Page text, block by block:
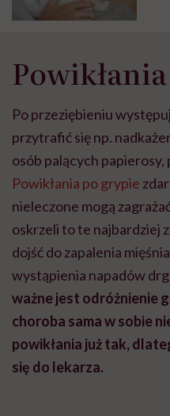
Powikłania
Po przeziębieniu
przytrafić się np.
osób palących
Powikłania po grypie
nieleczone mogą
oskrzeli to te najbardziej
dojść do zapalenia
wystąpienia napadów
ważne jest odróżnienie
choroba sama w sobie
powikłania już tak,
się do lekarza.